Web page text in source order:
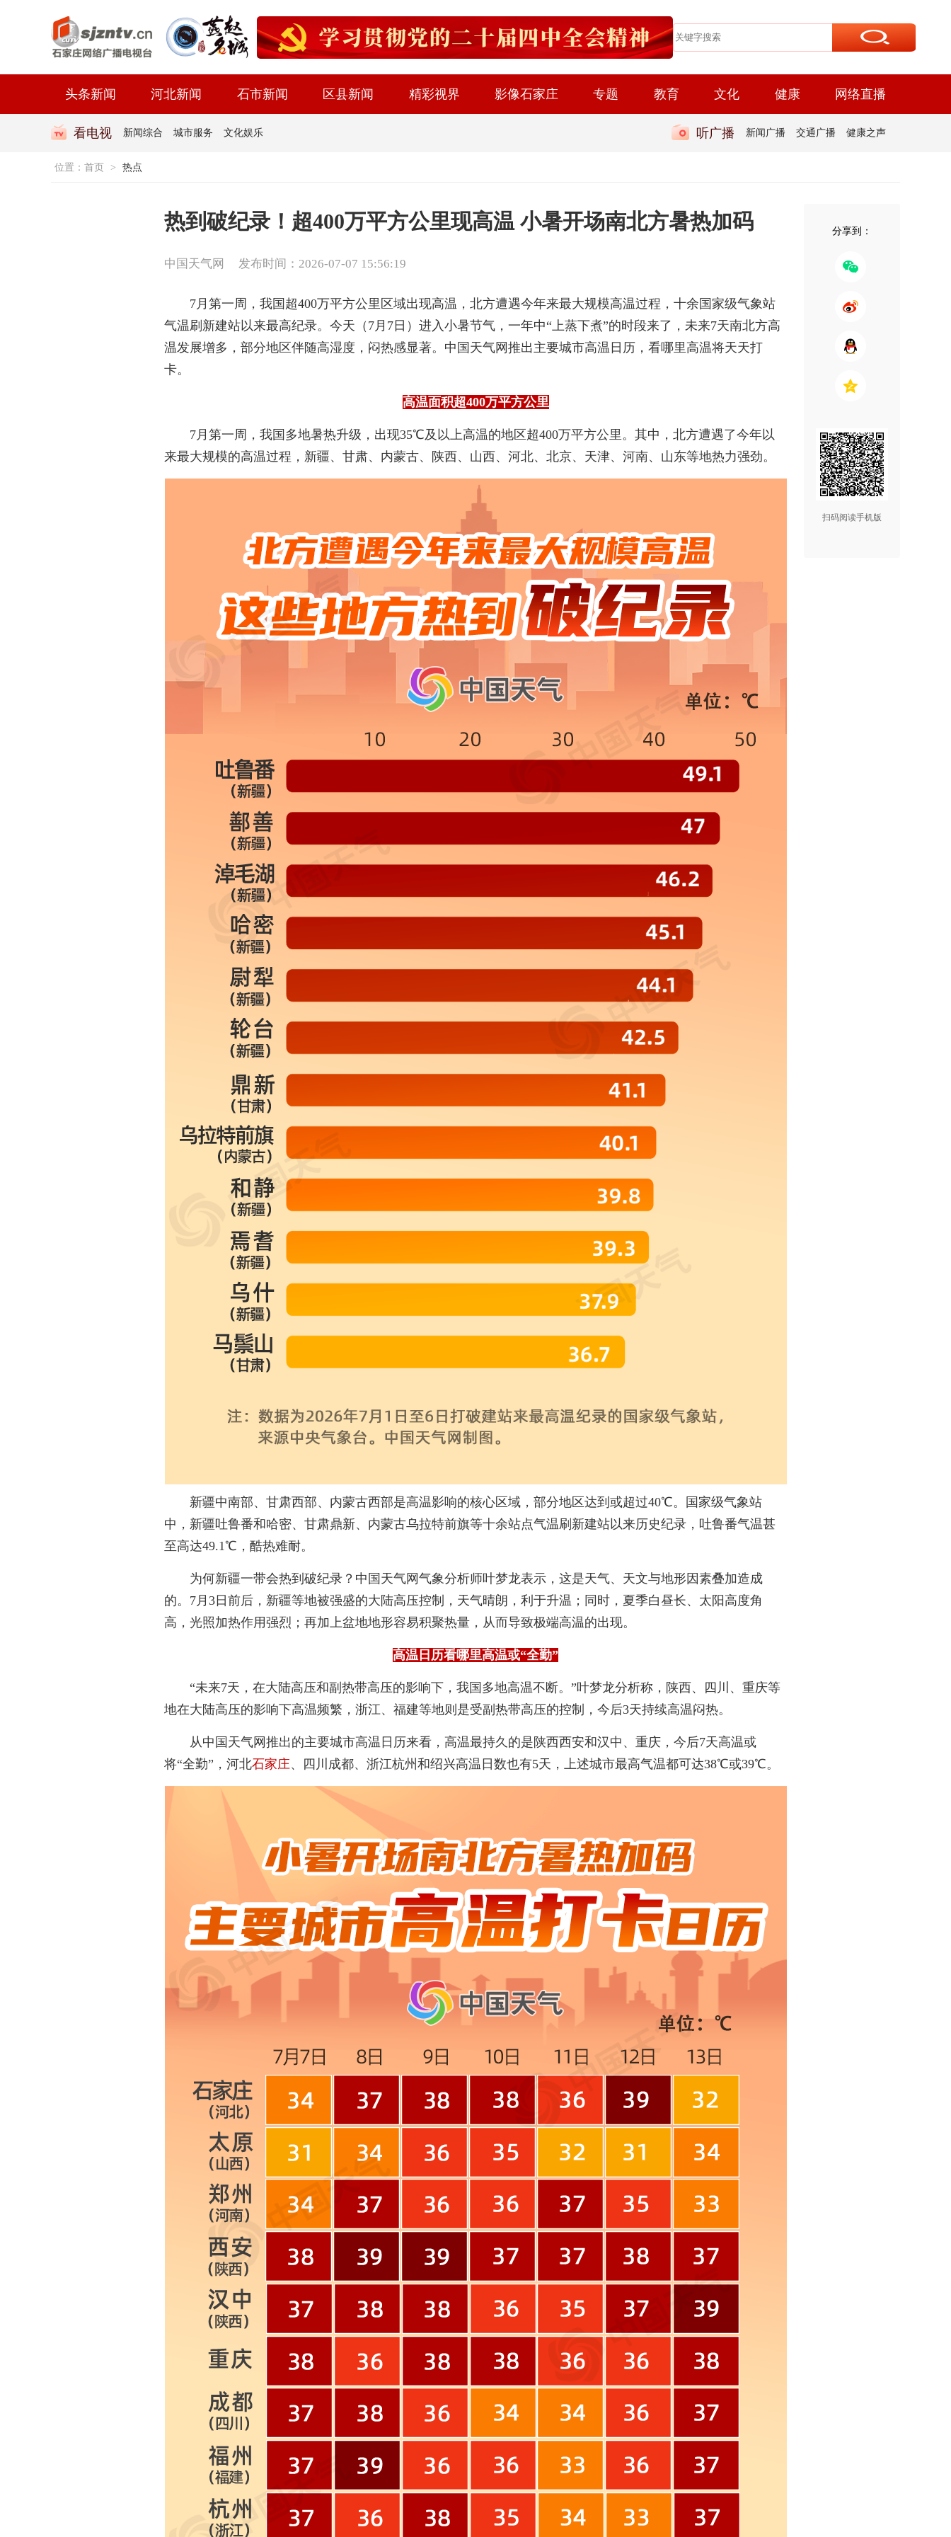
头条新闻 河北新闻 石市新闻 区县新闻 精彩视界 影像石家庄 专题 教育 文化 健康 网络直播
看电视 新闻综合 城市服务 文化娱乐 听广播 新闻广播 交通广播 健康之声
位置： 首页 > 热点
热到破纪录！超400万平方公里现高温 小暑开场南北方暑热加码
中国天气网 发布时间：2026-07-07 15:56:19
7月第一周，我国超400万平方公里区域出现高温，北方遭遇今年来最大规模高温过程，十余国家级气象站
气温刷新建站以来最高纪录。今天（7月7日）进入小暑节气，一年中“上蒸下煮”的时段来了，未来7天南北方高
温发展增多，部分地区伴随高湿度，闷热感显著。中国天气网推出主要城市高温日历，看哪里高温将天天打
卡。
高温面积超400万平方公里
7月第一周，我国多地暑热升级，出现35℃及以上高温的地区超400万平方公里。其中，北方遭遇了今年以
来最大规模的高温过程，新疆、甘肃、内蒙古、陕西、山西、河北、北京、天津、河南、山东等地热力强劲。
新疆中南部、甘肃西部、内蒙古西部是高温影响的核心区域，部分地区达到或超过40℃。国家级气象站
中，新疆吐鲁番和哈密、甘肃鼎新、内蒙古乌拉特前旗等十余站点气温刷新建站以来历史纪录，吐鲁番气温甚
至高达49.1℃，酷热难耐。
为何新疆一带会热到破纪录？中国天气网气象分析师叶梦龙表示，这是天气、天文与地形因素叠加造成
的。7月3日前后，新疆等地被强盛的大陆高压控制，天气晴朗，利于升温；同时，夏季白昼长、太阳高度角
高，光照加热作用强烈；再加上盆地地形容易积聚热量，从而导致极端高温的出现。
高温日历看哪里高温或“全勤”
“未来7天，在大陆高压和副热带高压的影响下，我国多地高温不断。”叶梦龙分析称，陕西、四川、重庆等
地在大陆高压的影响下高温频繁，浙江、福建等地则是受副热带高压的控制，今后3天持续高温闷热。
从中国天气网推出的主要城市高温日历来看，高温最持久的是陕西西安和汉中、重庆，今后7天高温或
将“全勤”，河北石家庄、四川成都、浙江杭州和绍兴高温日数也有5天，上述城市最高气温都可达38℃或39℃。
分享到：
扫码阅读手机版